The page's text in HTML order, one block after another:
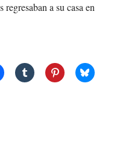
a su casa en